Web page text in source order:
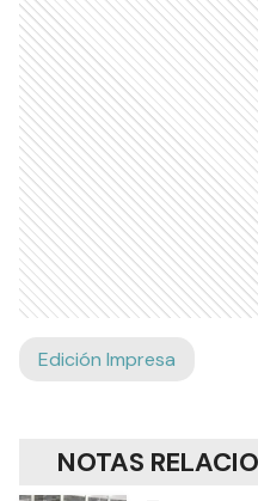
Edición Impresa
NOTAS